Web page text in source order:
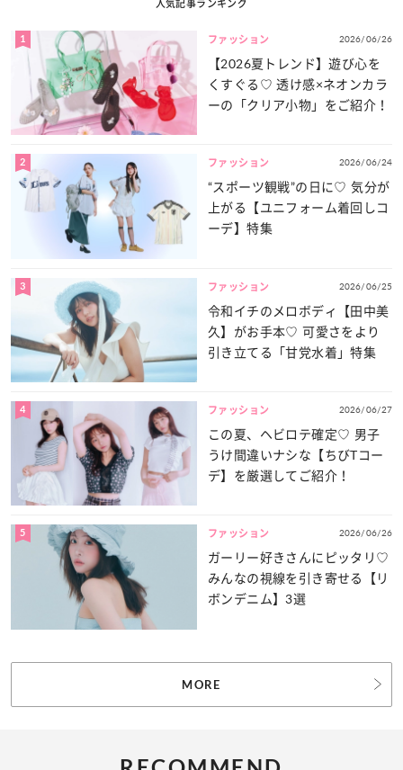
人気記事ランキング
1 ファッション 2026/06/26
【2026夏トレンド】遊び心を
くすぐる♡ 透け感×ネオンカラ
ーの「クリア小物」をご紹介！
2 ファッション 2026/06/24
“スポーツ観戦”の日に♡ 気分が
上がる【ユニフォーム着回しコ
ーデ】特集
3 ファッション 2026/06/25
令和イチのメロボディ【田中美
久】がお手本♡ 可愛さをより
引き立てる「甘党水着」特集
4 ファッション 2026/06/27
この夏、ヘビロテ確定♡ 男子
うけ間違いナシな【ちびTコー
デ】を厳選してご紹介！
5 ファッション 2026/06/26
ガーリー好きさんにピッタリ♡
みんなの視線を引き寄せる【リ
ボンデニム】3選
MORE